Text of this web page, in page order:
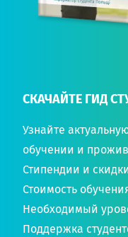
СКАЧАЙТЕ ГИД
Узнайте
обучении и
Стипендии и скидки
Стоимость
Необходимый
Поддержка